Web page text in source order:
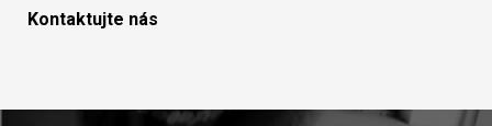
Kontaktujte nás